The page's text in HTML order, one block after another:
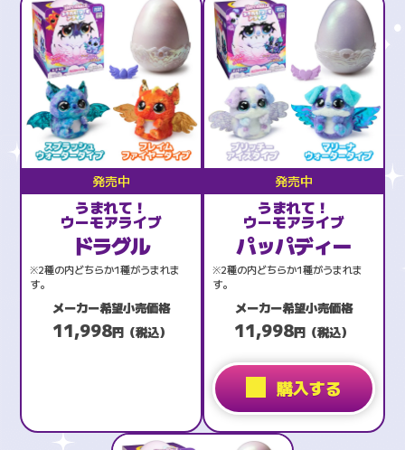
発売中
うまれて！
ウーモアライブ
ドラグル
※2種の内どちらか1種がうまれま
す。
メーカー希望小売価格
11,998円（税込）
発売中
うまれて！
ウーモアライブ
パッパディー
※2種の内どちらか1種がうまれま
す。
メーカー希望小売価格
11,998円（税込）
購入する